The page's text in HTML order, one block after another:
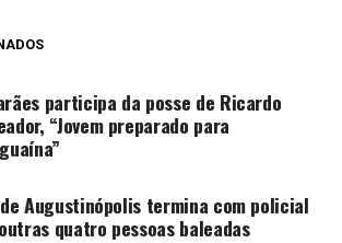
participa da posse de Ricardo
“Jovem preparado para
Augustinópolis termina com policial
quatro pessoas baleadas